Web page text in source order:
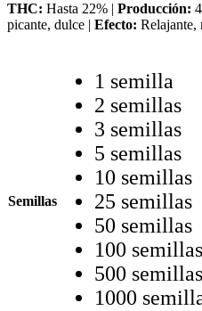
THC: Hasta 22% | Producción:
picante, dulce | Efecto: Relajante,
Semillas
1 semilla
2 semillas
3 semillas
5 semillas
10 semillas
25 semillas
50 semillas
100 semillas
500 semillas
1000